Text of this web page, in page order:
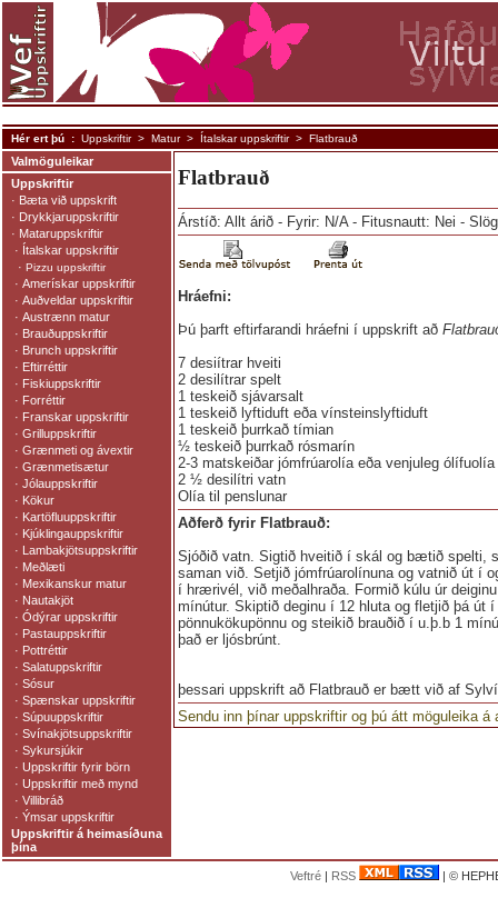
Flatbrauð
Árstíð: Allt árið - Fyrir: N/A - Fitusnautt: Nei -
Hráefni:
Þú þarft eftirfarandi hráefni í uppskrift að
7 desiítrar hveiti
2 desilítrar spelt
1 teskeið sjávarsalt
1 teskeið lyftiduft eða vínsteinslyftiduft
1 teskeið þurrkað tímian
½ teskeið þurrkað rósmarín
2-3 matskeiðar jómfrúarolía eða venjuleg ólífuolía
2 ½ desilítri vatn
Olía til penslunar
Aðferð fyrir Flatbrauð:
Sjóðið vatn. Sigtið hveitið í skál og bætið spelti,
saman við. Setjið jómfrúarolínuna og vatnið út í
í hrærivél, við meðalhraða. Formið kúlu úr
mínútur. Skiptið deginu í 12 hluta og fletjið þá út
pönnukökupönnu og steikið brauðið í u.þ.b 1
það er ljósbrúnt.
þessari uppskrift að Flatbrauð er bætt við af
Sendu inn þínar uppskriftir og þú átt möguleika
Valmöguleikar
Uppskriftir
· Bæta við uppskrift
· Drykkjaruppskriftir
· Mataruppskriftir
· Ítalskar uppskriftir
· Pizzu uppskriftir
· Amerískar uppskriftir
· Auðveldar uppskriftir
· Austrænn matur
· Brauðuppskriftir
· Brunch uppskriftir
· Eftirréttir
· Fiskiuppskriftir
· Forréttir
· Franskar uppskriftir
· Grilluppskriftir
· Grænmeti og ávextir
· Grænmetisætur
· Jólauppskriftir
· Kökur
· Kartöfluuppskriftir
· Kjúklingauppskriftir
· Lambakjötsuppskriftir
· Meðlæti
· Mexikanskur matur
· Nautakjöt
· Ódýrar uppskriftir
· Pastauppskriftir
· Pottréttir
· Salatuppskriftir
· Sósur
· Spænskar uppskriftir
· Súpuuppskriftir
· Svínakjötsuppskriftir
· Sykursjúkir
· Uppskriftir fyrir börn
· Uppskriftir með mynd
· Villibráð
· Ýmsar uppskriftir
Uppskriftir á heimasíðuna
þína
Veftré| RSS | ©
Hér ert þú : Uppskriftir > Matur > Ítalskar uppskriftir > Flatbrauð